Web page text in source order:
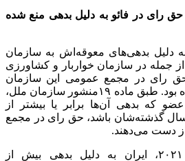
حق رای در فائو به دلیل بدهی منع شده
به دلیل بدهی‌های معوقه‌اش به سازمان
جمله در سازمان خواربار و کشاورزی
حق رای در مجمع عمومی این سازمان
بود. طبق ماده ۱۹منشور سازمان ملل،
که بدهی آن‌ها برابر یا بیشتر از
گذشته‌شان باشد، حق رای در مجمع
دست می‌دهند.
۲۰۲۱، ایران به دلیل بدهی بیش از